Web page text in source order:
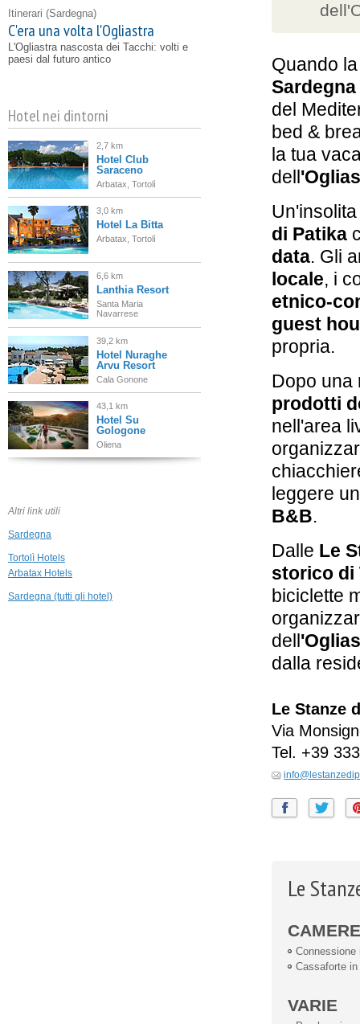
Quando
Sardegna
del
bed &
la tua
dell
di Patika
data. Gli
locale, i
etnico-
guest
propria.
Dopo
prodotti
nell'area
leggere
B&B.
Dalle Le
storico di
biciclette
dell
dalla
Le Stanze
Via
Tel. +39
Le
CAMERE
Connessione
Cassaforte
VARIE
Itinerari (Sardegna)
C'era una volta l'Ogliastra
L'Ogliastra nascosta dei Tacchi: volti e
paesi dal futuro antico
Hotel nei dintorni
2,7 km
Hotel Club
Saraceno
Arbatax, Tortolì
3,0 km
Hotel La Bitta
Arbatax, Tortolì
6,6 km
Lanthia Resort
Santa Maria
Navarrese
39,2 km
Hotel Nuraghe
Arvu Resort
Cala Gonone
43,1 km
Hotel Su
Gologone
Oliena
Altri link utili
Sardegna
Tortolì Hotels
Arbatax Hotels
Sardegna (tutti gli hotel)